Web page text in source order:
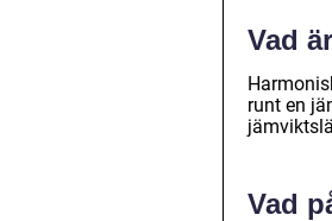
Vad
runt en
Vad